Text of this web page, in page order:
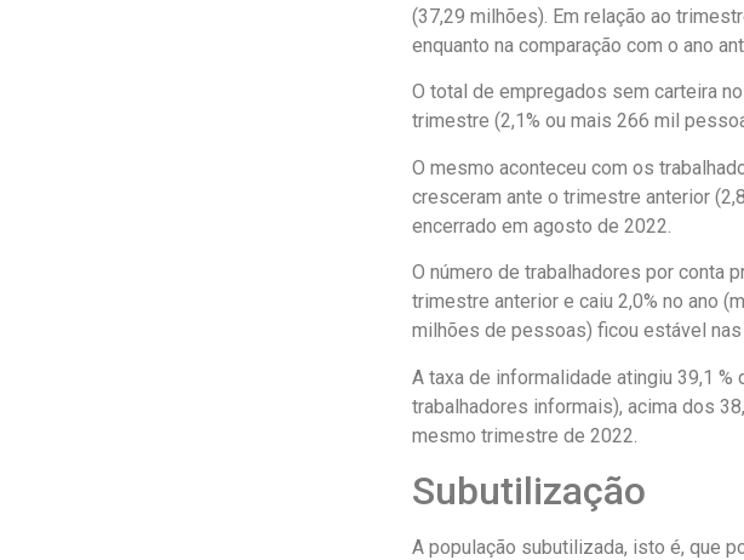
(37,29 milhões). Em relação ao
enquanto na comparação com o ano
O total de empregados sem carteira
trimestre (2,1% ou mais 266 mil
O mesmo aconteceu com os
cresceram ante o trimestre anterior
encerrado em agosto de 2022.
O número de trabalhadores por conta
trimestre anterior e caiu 2,0% no ano
milhões de pessoas) ficou estável
A taxa de informalidade atingiu 39,1
trabalhadores informais), acima dos
mesmo trimestre de 2022.
Subutilização
A população subutilizada, isto é, que